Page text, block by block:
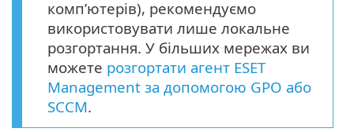
комп’ютерів), рекомендуємо
використовувати лише локальне
розгортання. У більших мережах ви
можете розгортати агент ESET
Management за допомогою GPO або
SCCM.